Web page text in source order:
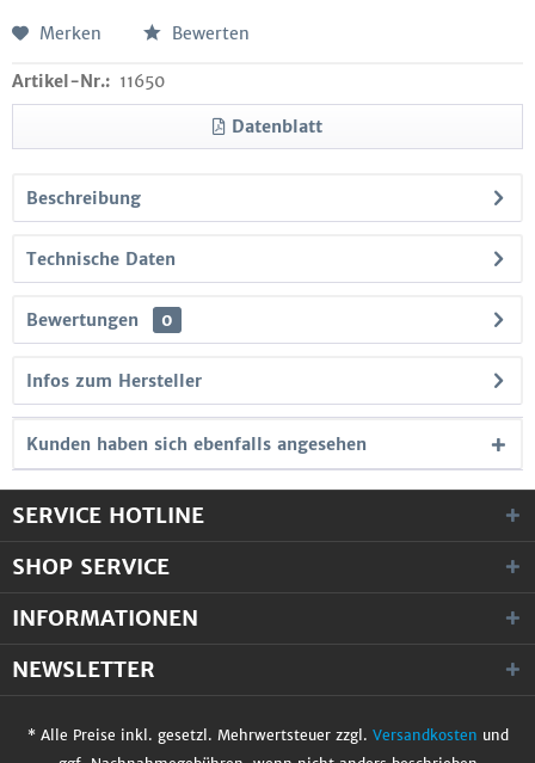
Merken Bewerten
Artikel-Nr.: 11650
Datenblatt
Beschreibung
Technische Daten
Bewertungen 0
Infos zum Hersteller
Kunden haben sich ebenfalls angesehen
SERVICE HOTLINE
SHOP SERVICE
INFORMATIONEN
NEWSLETTER
* Alle Preise inkl. gesetzl. Mehrwertsteuer zzgl. Versandkosten und